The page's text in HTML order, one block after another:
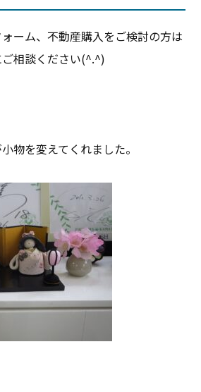
ーム、不動産購入をご検討の方は
ご相談ください(^.^)
物を変えてくれました。